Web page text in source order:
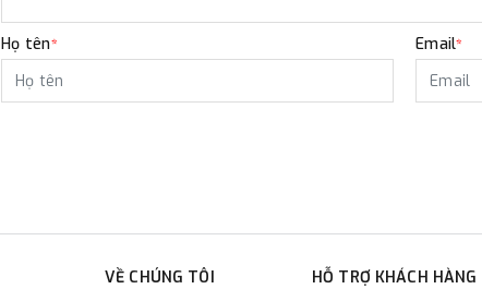
Họ tên* Email*
VỀ CHÚNG TÔI
HỖ TRỢ KHÁCH HÀNG